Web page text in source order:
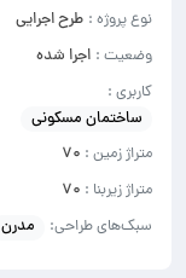
نوع پروژه : طرح اجرایی
وضعیت : اجرا شده
کاربری :
ساختمان مسکونی
متراژ زمین : ۷۰
متراژ زیربنا : ۷۰
سبک‌های طراحی:
مدرن